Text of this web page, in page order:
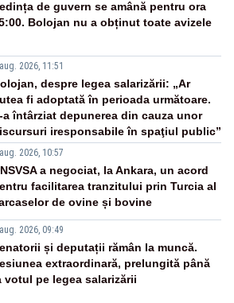
de guvern se amână pentru ora
Bolojan nu a obținut toate avizele
2026, 11:51
despre legea salarizării: „Ar
fi adoptată în perioada următoare.
a întârziat depunerea din cauza unor
iresponsabile în spaţiul public”
2026, 10:57
a negociat, la Ankara, un acord
facilitarea tranzitului prin Turcia al
de ovine și bovine
2026, 09:49
și deputații rămân la muncă.
extraordinară, prelungită până
votul pe legea salarizării